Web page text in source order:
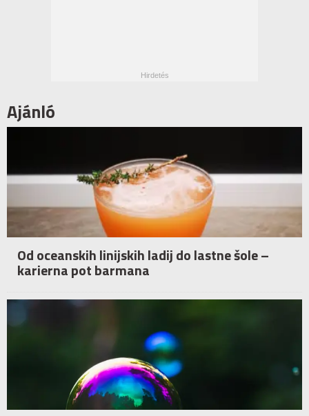
Ajánló
Od oceanskih linijskih ladij do lastne šole –
karierna pot barmana